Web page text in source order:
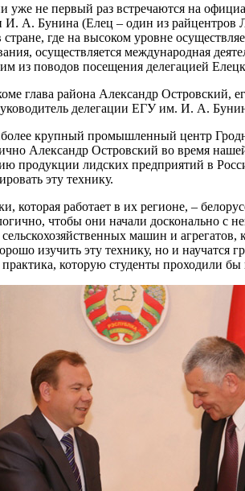
не первый раз встречаются на
И. А. Бунина (Елец – один из
где на высоком уровне
осуществляется международная
из поводов посещения делегацией
глава района Александр Островский,
делегации ЕГУ им. И. А.
крупный промышленный центр
Александр Островский во время
продукции лидских предприятий в
эту технику.
которая работает в их регионе, –
чтобы они начали досконально с
машин и
изучить эту технику, но и научатся
которую студенты проходили бы